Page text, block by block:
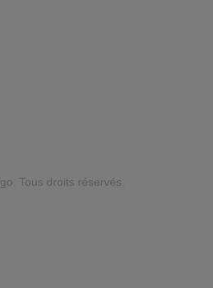
Tous droits réservés.